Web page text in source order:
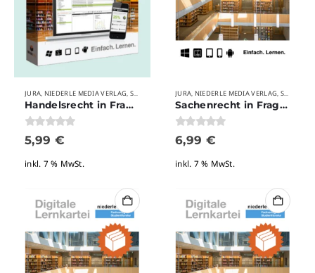
JURA NIEDERLE MEDIA VERLAG STUDIUM VERLAGE
Handelsrecht in Frage und Antwort
0von 5
5,99 €
inkl. 7 % MwSt.
JURA NIEDERLE MEDIA VERLAG STUDIUM
Sachenrecht in Frage und Antwort
0von 5
6,99 €
inkl. 7 % MwSt.